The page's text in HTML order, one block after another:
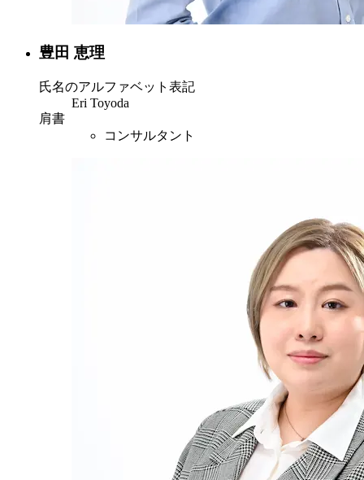
豊田 恵理
氏名のアルファベット表記
Eri Toyoda
肩書
コンサルタント